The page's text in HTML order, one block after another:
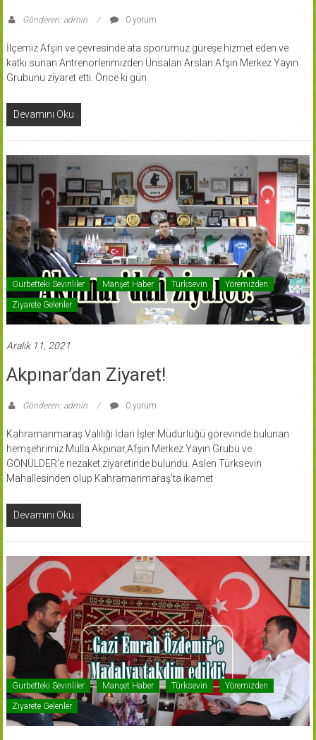
Gönderen: admin 0 yorum
İlçemiz Afşin ve çevresinde ata sporumuz güreşe hizmet eden ve
katkı sunan Antrenörlerimizden Ünsalan Arslan Afşin Merkez Yayın
Grubunu ziyaret etti. Önce ki gün
Devamını Oku
Gurbetteki Sevinliler Manşet Haber Türksevin Yöremizden
Ziyarete Gelenler
Aralık 11, 2021
Akpınar’dan Ziyaret!
Gönderen: admin 0 yorum
Kahramanmaraş Valiliği İdari İşler Müdürlüğü görevinde bulunan
hemşehrimiz Mulla Akpınar,Afşin Merkez Yayın Grubu ve
GÖNÜLDER’e nezaket ziyaretinde bulundu. Aslen Türksevin
Mahallesinden olup Kahramanmaraş’ta ikamet
Devamını Oku
Gurbetteki Sevinliler Manşet Haber Türksevin Yöremizden
Ziyarete Gelenler